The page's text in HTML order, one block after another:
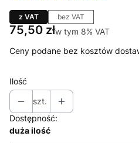
z VAT bez VAT
Cena
75,50 złw tym 8% VAT
w tym 8% VAT
Ceny podane bez kosztów
Ilość
szt.
Dostępność:
duża ilość